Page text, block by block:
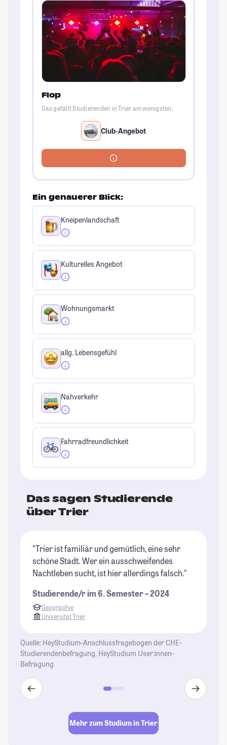
Flop
Das gefällt Studierenden in Trier am wenigsten:
Club-Angebot
Ein genauerer Blick:
Kneipenlandschaft
Kulturelles Angebot
Wohnungsmarkt
allg. Lebensgefühl
Nahverkehr
Fahrradfreundlichkeit
Das sagen Studierende
über Trier
"Trier ist familiär und gemütlich, eine sehr
schöne Stadt. Wer ein ausschweifendes
Nachtleben sucht, ist hier allerdings falsch."
Studierende/r im 6. Semester – 2024
Geographie
Universität Trier
Quelle: HeyStudium-Anschlussfragebogen der CHE-
Studierendenbefragung, HeyStudium User:innen-
Befragung
Mehr zum Studium in Trier